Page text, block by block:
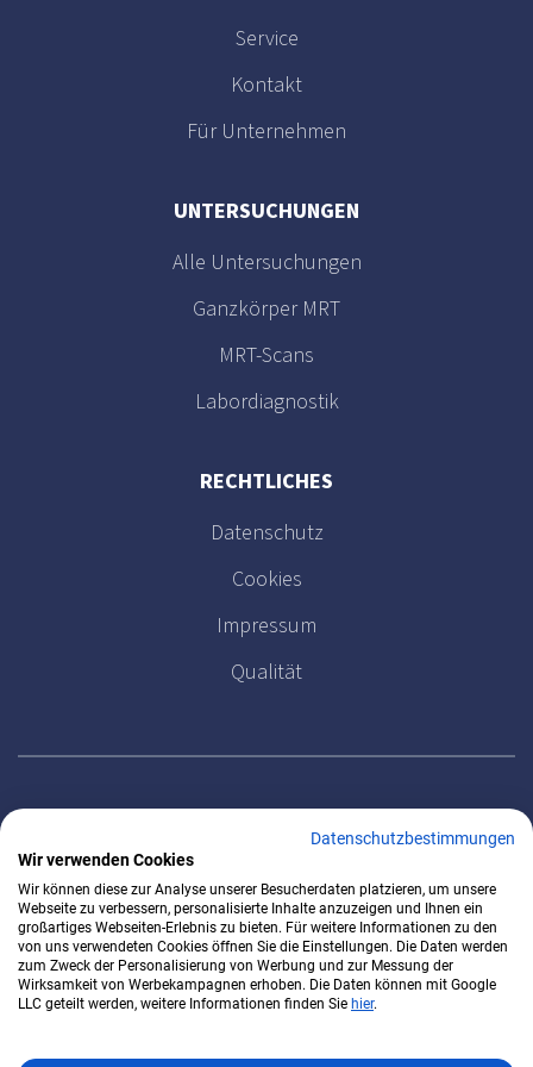
Service
Kontakt
Für Unternehmen
UNTERSUCHUNGEN
Alle Untersuchungen
Ganzkörper MRT
MRT-Scans
Labordiagnostik
RECHTLICHES
Datenschutz
Cookies
Impressum
Qualität
MELDEN SIE SICH FÜR UNSEREN NEWSLETTER AN
Datenschutzbestimmungen
Wir verwenden Cookies
Wir können diese zur Analyse unserer Besucherdaten platzieren, um unsere
Webseite zu verbessern, personalisierte Inhalte anzuzeigen und Ihnen ein
großartiges Webseiten-Erlebnis zu bieten. Für weitere Informationen zu den
von uns verwendeten Cookies öffnen Sie die Einstellungen. Die Daten werden
zum Zweck der Personalisierung von Werbung und zur Messung der
Wirksamkeit von Werbekampagnen erhoben. Die Daten können mit Google
LLC geteilt werden, weitere Informationen finden Sie hier.